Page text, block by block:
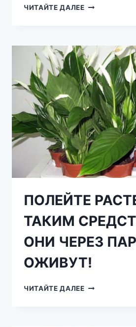
ЧИТАЙТЕ ДАЛЕЕТЕПЕРЬ
ПОЛУЧАЮ
БОЛЬШОЙ
УРОЖАЙ
ЛУКА:
4
ПРОСТЫХ
СОВЕТА
ПОЛЕЙТЕ
ТАКИМ
ОНИ ЧЕРЕЗ
ОЖИВУТ!
ЧИТАЙТЕ ДАЛЕЕПОЛЕЙТЕ